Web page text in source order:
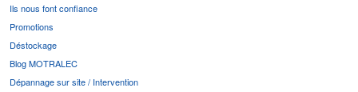
Ils nous font confiance
Promotions
Déstockage
Blog MOTRALEC
Dépannage sur site / Intervention